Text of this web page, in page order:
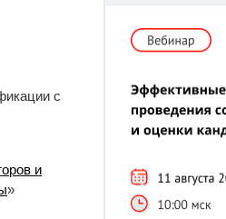
с
и
»